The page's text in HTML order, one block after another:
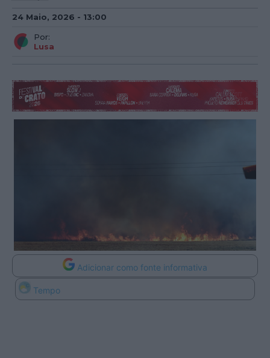
24 Maio, 2026 - 13:00
Por:
Lusa
Adicionar como fonte informativa
Tempo